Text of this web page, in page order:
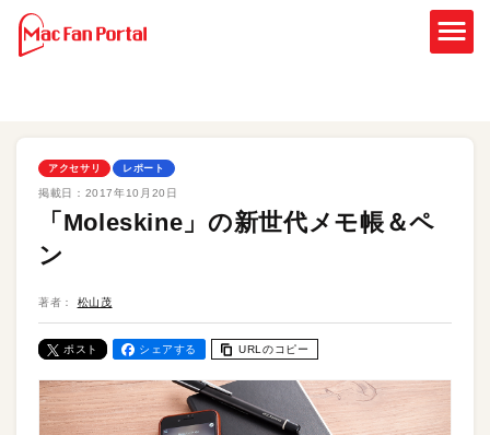
アクセサリ レポート
掲載日： 2017年10月20日
「Moleskine」の新世代メモ帳＆ペ
ン
著者： 松山茂
ポスト シェアする URLのコピー